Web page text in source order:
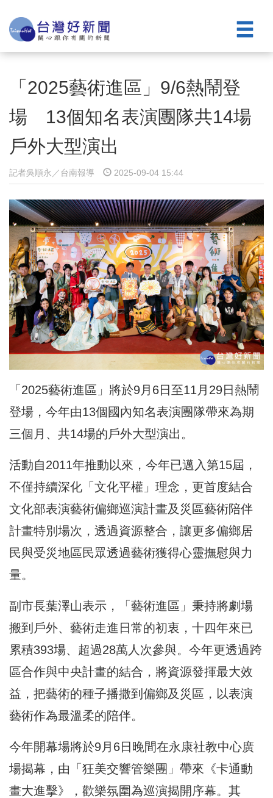
「2025藝術進區」9/6熱鬧登
場 13個知名表演團隊共14場
戶外大型演出
記者吳順永／台南報導 2025-09-04 15:44
「2025藝術進區」將於9月6日至11月29日熱鬧
登場，今年由13個國內知名表演團隊帶來為期
三個月、共14場的戶外大型演出。
活動自2011年推動以來，今年已邁入第15屆，
不僅持續深化「文化平權」理念，更首度結合
文化部表演藝術偏鄉巡演計畫及災區藝術陪伴
計畫特別場次，透過資源整合，讓更多偏鄉居
民與受災地區民眾透過藝術獲得心靈撫慰與力
量。
副市長葉澤山表示，「藝術進區」秉持將劇場
搬到戶外、藝術走進日常的初衷，十四年來已
累積393場、超過28萬人次參與。今年更透過跨
區合作與中央計畫的結合，將資源發揮最大效
益，把藝術的種子播撒到偏鄉及災區，以表演
藝術作為最溫柔的陪伴。
今年開幕場將於9月6日晚間在永康社教中心廣
場揭幕，由「狂美交響管樂團」帶來《卡通動
畫大進擊》，歡樂氛圍為巡演揭開序幕。其